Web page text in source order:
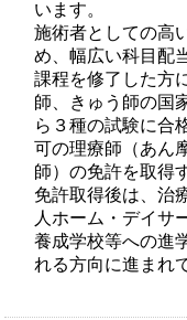
います。
施術者としての高
め、幅広い科目配
課程を修了した方
師、きゅう師の国
ら３種の試験に合
可の理療師（あん
師）の免許を取得
免許取得後は、治
人ホーム・デイサ
養成学校等への進
れる方向に進まれ